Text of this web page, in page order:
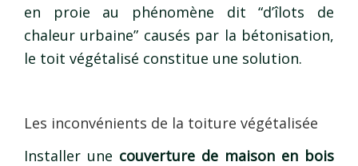
en proie au phénomène dit “d’îlots de
chaleur urbaine” causés par la bétonisation,
le toit végétalisé constitue une solution.
Les inconvénients de la toiture végétalisée
Installer une couverture de maison en bois